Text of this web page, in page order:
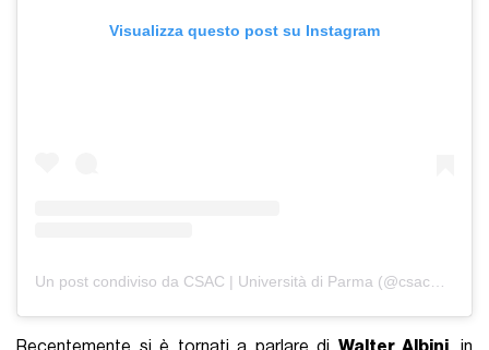
Visualizza questo post su Instagram
Un post condiviso da CSAC | Università di Parma (@csac_parma)